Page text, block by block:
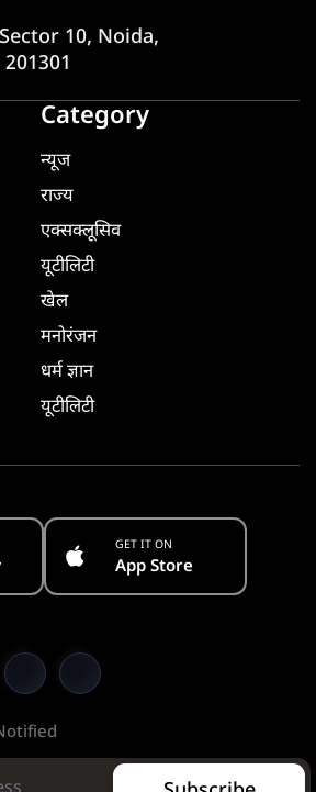
10, Noida,
Category
न्यूज
राज्य
एक्सक्लूसिव
यूटीलिटी
खेल
मनोरंजन
धर्म ज्ञान
यूटीलिटी
GET IT ON
App Store